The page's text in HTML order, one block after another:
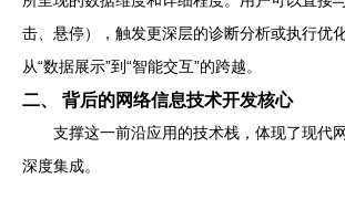
击、悬停），触发更深层的诊断分析或执行优
从“数据展示”到“智能交互”的跨越。
二、 背后的网络信息技术开发核心
支撑这一前沿应用的技术栈，体现了现代
深度集成。